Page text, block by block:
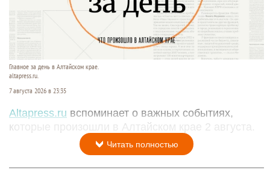
Главное за день в Алтайском крае.
altapress.ru.
7 августа 2026 в 23:35
Altapress.ru вспоминает о важных событиях,
которые произошли в Алтайском крае 2 августа.
Читать полностью